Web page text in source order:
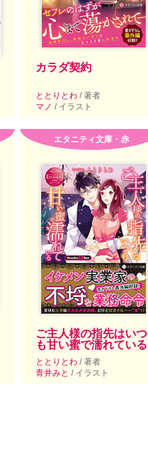
カラダ契約
ととりとわ / 著者
マノ / イラスト
エタニティ文庫・赤
ご主人様の指先はいつ
も甘い蜜で濡れている
ととりとわ / 著者
青井みと / イラスト